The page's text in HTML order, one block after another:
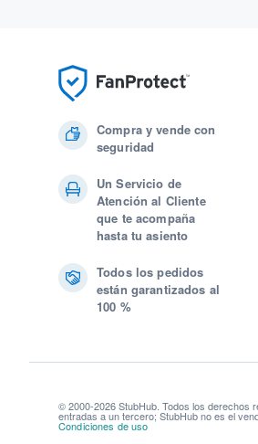
Compra y vende con
seguridad
Un Servicio de
Atención al Cliente
que te acompaña
hasta tu asiento
Todos los pedidos
están garantizados al
100 %
© 2000-2026 StubHub. Todos los derechos
entradas a un tercero; StubHub no es el
Condiciones de uso